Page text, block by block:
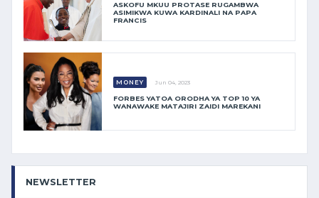
ASKOFU MKUU PROTASE RUGAMBWA
ASIMIKWA KUWA KARDINALI NA PAPA
FRANCIS
MONEY Jun 04, 2023
FORBES YATOA ORODHA YA TOP 10 YA
WANAWAKE MATAJIRI ZAIDI MAREKANI
NEWSLETTER